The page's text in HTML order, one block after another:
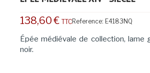
138,60 € TTCReference: E4183NQ
Épée médiévale de collection, lame
noir.